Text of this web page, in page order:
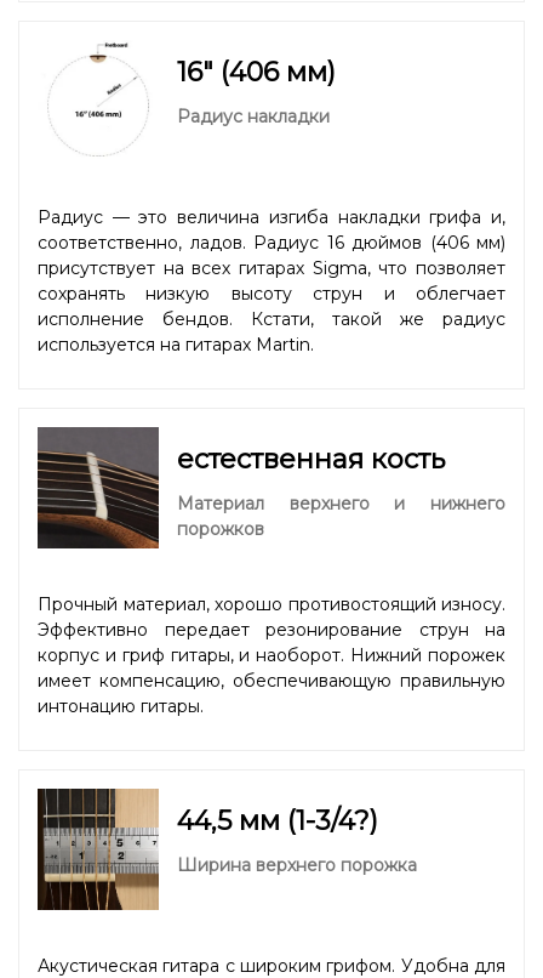
16" (406 мм)
Радиус накладки
Радиус — это величина изгиба накладки грифа и,
соответственно, ладов. Радиус 16 дюймов (406 мм)
присутствует на всех гитарах Sigma, что позволяет
сохранять низкую высоту струн и облегчает
исполнение бендов. Кстати, такой же радиус
используется на гитарах Martin.
естественная кость
Материал верхнего и нижнего
порожков
Прочный материал, хорошо противостоящий износу.
Эффективно передает резонирование струн на
корпус и гриф гитары, и наоборот. Нижний порожек
имеет компенсацию, обеспечивающую правильную
интонацию гитары.
44,5 мм (1-3/4?)
Ширина верхнего порожка
Акустическая гитара с широким грифом. Удобна для